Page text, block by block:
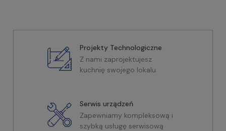
Projekty Technologiczne
Z nami zaprojektujesz
kuchnię swojego lokalu
Serwis urządzeń
Zapewniamy kompleksową i
szybką usługę serwisową